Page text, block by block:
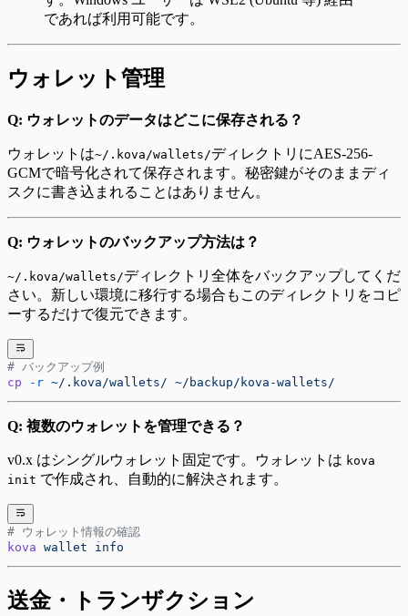
であれば利用可能です。
ウォレット管理
Q: ウォレットのデータはどこに保存される？
ウォレットは~/.kova/wallets/ディレクトリにAES-256-
GCMで暗号化されて保存されます。秘密鍵がそのままディ
スクに書き込まれることはありません。
Q: ウォレットのバックアップ方法は？
~/.kova/wallets/ディレクトリ全体をバックアップしてくだ
さい。新しい環境に移行する場合もこのディレクトリをコピ
ーするだけで復元できます。
# バックアップ例
cp -r ~/.kova/wallets/ ~/backup/kova-wallets/
Q: 複数のウォレットを管理できる？
v0.x はシングルウォレット固定です。ウォレットは kova
init で作成され、自動的に解決されます。
# ウォレット情報の確認
kova wallet info
送金・トランザクション